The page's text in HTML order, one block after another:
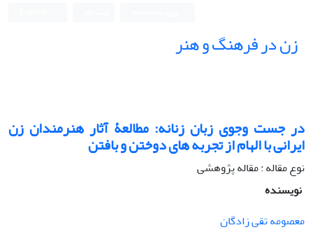
زن در فرهنگ و هنر
در جست وجوی زبان زنانه: مطالعۀ آثار هنرمندان زن
ایرانی با الهام از تجربه های دوختن و بافتن
نوع مقاله : مقاله پژوهشی
نویسنده
معصومه تقی زادگان